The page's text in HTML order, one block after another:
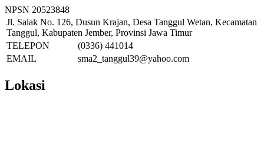
NPSN 20523848
Jl. Salak No. 126, Dusun Krajan, Desa Tanggul Wetan, Kecamatan
Tanggul, Kabupaten Jember, Provinsi Jawa Timur
TELEPON
(0336) 441014
EMAIL
sma2_tanggul39@yahoo.com
Lokasi